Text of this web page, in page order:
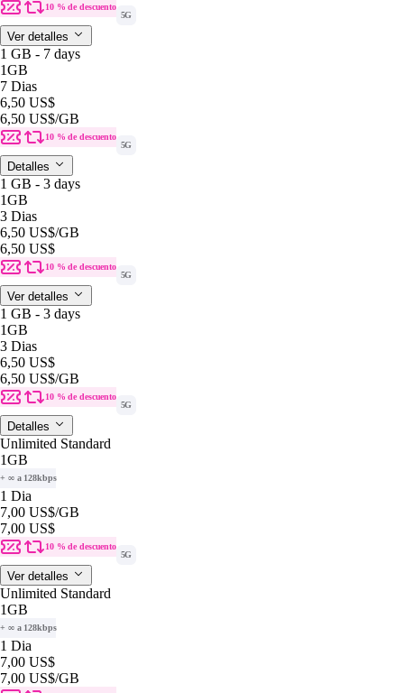
10 % de descuento
5G
Ver detalles
1 GB - 7 days
1GB
7 Dias
6,50 US$
6,50 US$/GB
10 % de descuento
5G
Detalles
1 GB - 3 days
1GB
3 Dias
6,50 US$/GB
6,50 US$
10 % de descuento
5G
Ver detalles
1 GB - 3 days
1GB
3 Dias
6,50 US$
6,50 US$/GB
10 % de descuento
5G
Detalles
Unlimited Standard
1GB
+ ∞ a 128kbps
1 Dia
7,00 US$/GB
7,00 US$
10 % de descuento
5G
Ver detalles
Unlimited Standard
1GB
+ ∞ a 128kbps
1 Dia
7,00 US$
7,00 US$/GB